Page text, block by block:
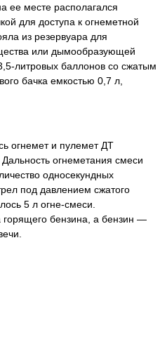
ее месте располагался
для доступа к огнеметной
из резервуара для
или дымообразующей
литровых баллонов со сжатым
бачка емкостью 0,7 л,
огнемет и пулемет ДТ
огнеметания смеси
односекундных
под давлением сжатого
5 л огне-смеси.
бензина, а бензин —